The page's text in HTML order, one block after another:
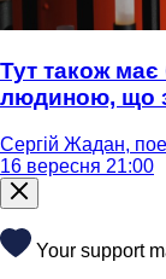
Тут також має
людиною, що
Сергій Жадан,
16 вересня 21:00
Your support